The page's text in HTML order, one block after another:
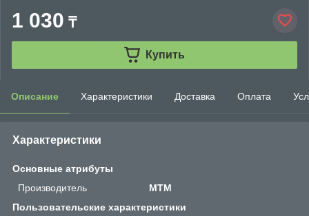
1 030 ₸
Купить
Описание Характеристики Доставка Оплата
Характеристики
Основные атрибуты
Производитель
MTM
Пользовательские характеристики